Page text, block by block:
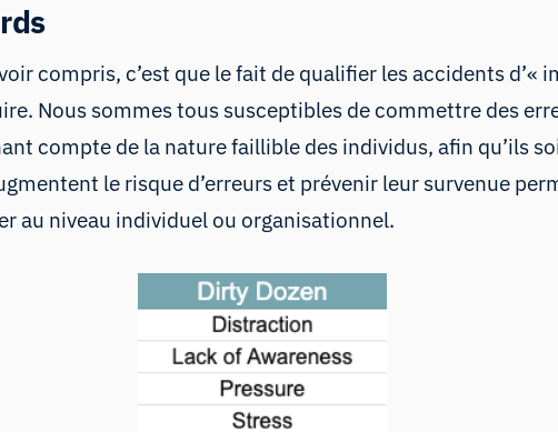
compris, c’est que le fait de qualifier les accidents d’«
Nous sommes tous susceptibles de commettre des
compte de la nature faillible des individus, afin qu’ils
le risque d’erreurs et prévenir leur survenue
au niveau individuel ou organisationnel.